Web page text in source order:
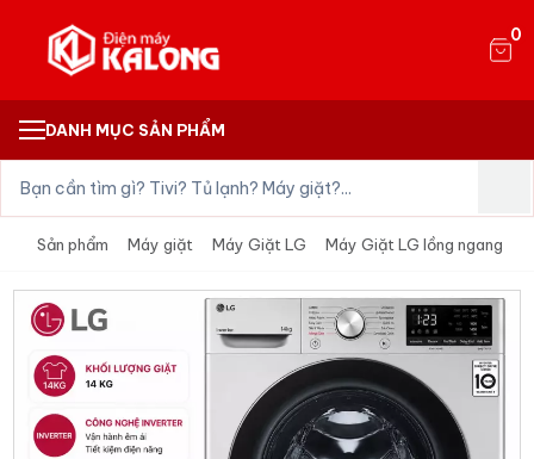
0
DANH MỤC SẢN PHẨM
Sản phẩm Máy giặt Máy Giặt LG Máy Giặt LG lồng ngang